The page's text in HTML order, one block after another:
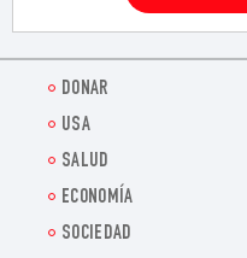
DONAR
USA
SALUD
ECONOMÍA
SOCIEDAD